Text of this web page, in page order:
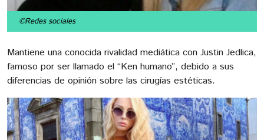
©Redes sociales
Mantiene una conocida rivalidad mediática con Justin Jedlica,
famoso por ser llamado el “Ken humano”, debido a sus
diferencias de opinión sobre las cirugías estéticas.